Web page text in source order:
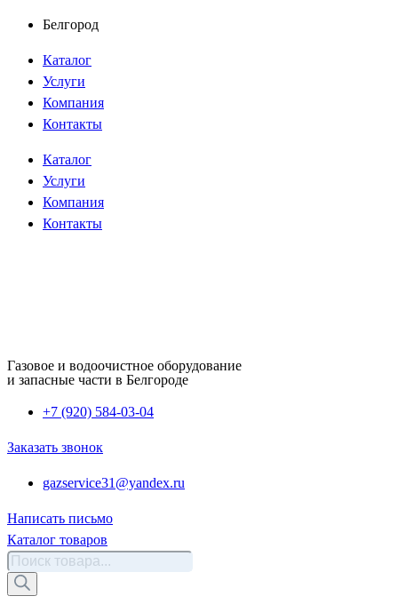
Перейти
содержимому
Белгород
Каталог
Услуги
Компания
Контакты
Каталог
Услуги
Компания
Контакты
Газовое и водоочистное оборудование
и запасные части в Белгороде
+7 (920) 584-03-04
Заказать звонок
gazservice31@yandex.ru
Написать письмо
Каталог товаров
Поиск
товаров